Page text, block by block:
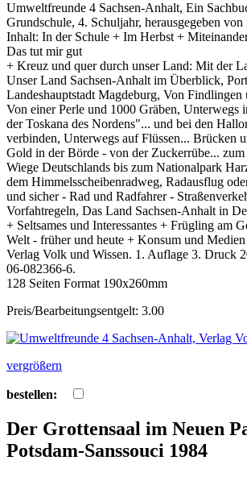
Umweltfreunde 4 Sachsen-Anhalt, Ein
Grundschule, 4. Schuljahr, herausgegeben
Inhalt: In der Schule + Im Herbst +
Das tut mir gut
+ Kreuz und quer durch unser Land: Mit der
Unser Land Sachsen-Anhalt im Überblick,
Landeshauptstadt Magdeburg, Von Findlingen
Von einer Perle und 1000 Gräben, Unterwegs
der Toskana des Nordens"... und bei den
verbinden, Unterwegs auf Flüssen... Brücken
Gold in der Börde - von der Zuckerrübe...
Wiege Deutschlands bis zum Nationalpark
dem Himmelsscheibenradweg, Radausflug
und sicher - Rad und Radfahrer -
Vorfahtregeln, Das Land Sachsen-Anhalt in
+ Seltsames und Interessantes + Frügling am
Welt - früher und heute + Konsum und
Verlag Volk und Wissen. 1. Auflage 3. Druck
06-082366-6.
128 Seiten Format 190x260mm
Preis/Bearbeitungsentgelt: 3.00
vergrößern
bestellen:
Der Grottensaal im Neuen
Potsdam-Sanssouci 1984